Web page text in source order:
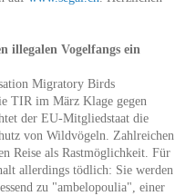
illegalen Vogelfangs ein
Migratory Birds
TIR im März Klage gegen
der EU-Mitgliedstaat die
von Wildvögeln. Zahlreichen
Reise als Rastmöglichkeit. Für
allerdings tödlich: Sie werden
zu "ambelopoulia", einer